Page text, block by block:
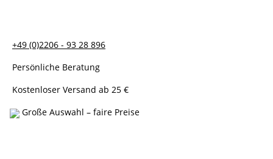
+49 (0)2206 - 93 28 896
Persönliche Beratung
Kostenloser Versand ab 25 €
Große Auswahl – faire Preise